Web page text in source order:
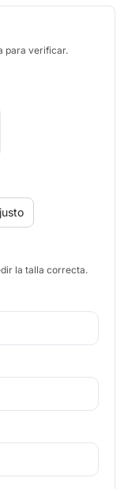
para verificar.
la talla correcta.